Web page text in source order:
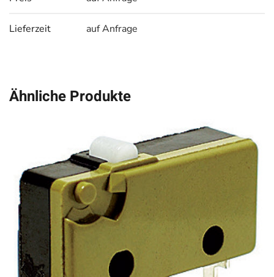
Lieferzeit auf Anfrage
Ähnliche Produkte